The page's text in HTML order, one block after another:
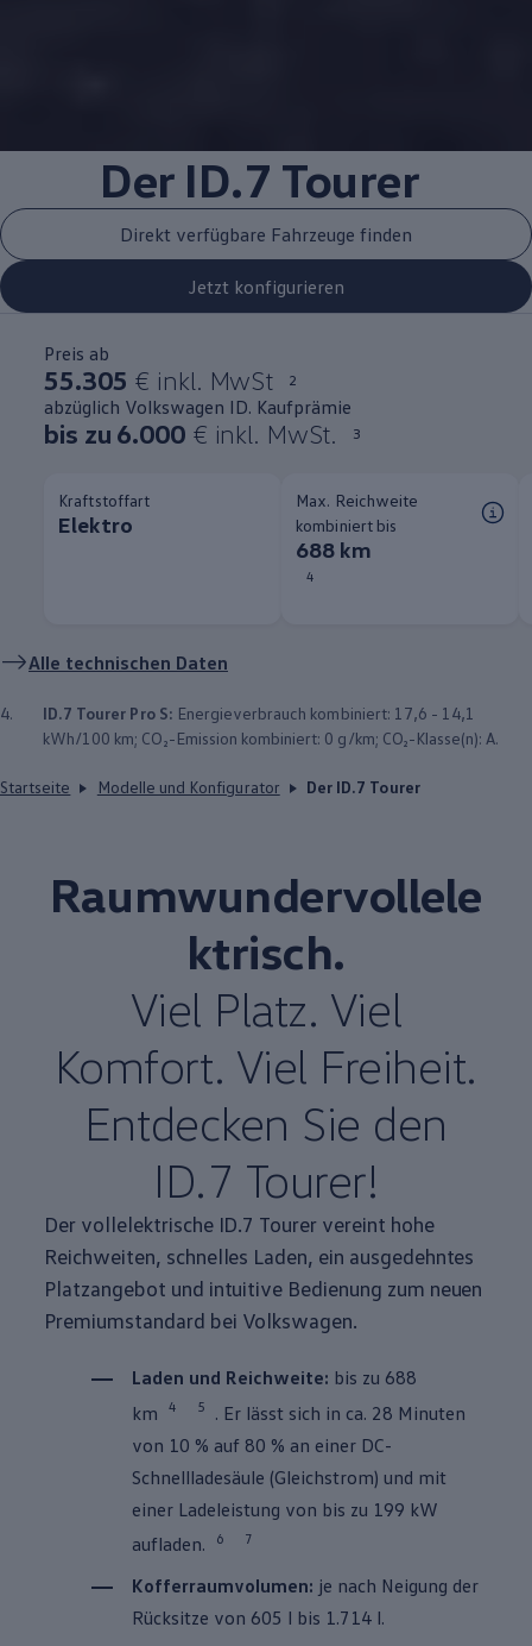
Der ID.7 Tourer
Direkt verfügbare Fahrzeuge finden
Jetzt konfigurieren
Preis ab
55.305 € inkl. MwSt 2
abzüglich Volkswagen ID. Kaufprämie
bis zu 6.000 € inkl. MwSt. 3
Kraftstoffart
Elektro
Max. Reichweite
kombiniert bis
688 km
4
Alle technischen Daten
4. ID.7 Tourer Pro S: Energieverbrauch kombiniert: 17,6 - 14,1
kWh/100 km; CO₂-Emission kombiniert: 0 g/km; CO₂-Klasse(n): A.
Startseite Modelle und Konfigurator Der ID.7 Tourer
Raumwundervollele
ktrisch.
Viel Platz. Viel
Komfort. Viel Freiheit.
Entdecken Sie den
ID.7 Tourer!
Der vollelektrische ID.7 Tourer vereint hohe
Reichweiten, schnelles Laden, ein ausgedehntes
Platzangebot und intuitive Bedienung zum neuen
Premiumstandard bei Volkswagen.
Laden und Reichweite: bis zu 688
km
4 5
. Er lässt sich in ca. 28 Minuten
von 10 % auf 80 % an einer DC-
Schnellladesäule (Gleichstrom) und mit
einer Ladeleistung von bis zu 199 kW
aufladen.
6 7
Kofferraumvolumen: je nach Neigung der
Rücksitze von 605 l bis 1.714 l.